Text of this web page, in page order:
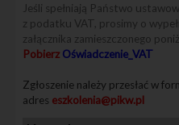
Jeśli spełniają Państwo
z podatku VAT, prosimy o
załącznika zamieszczonego
Pobierz Oświadczenie_VAT
Zgłoszenie należy przesłać w
adres eszkolenia@pikw.pl